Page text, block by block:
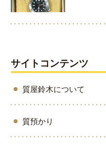
サイトコンテンツ
質屋鈴木について
質預かり